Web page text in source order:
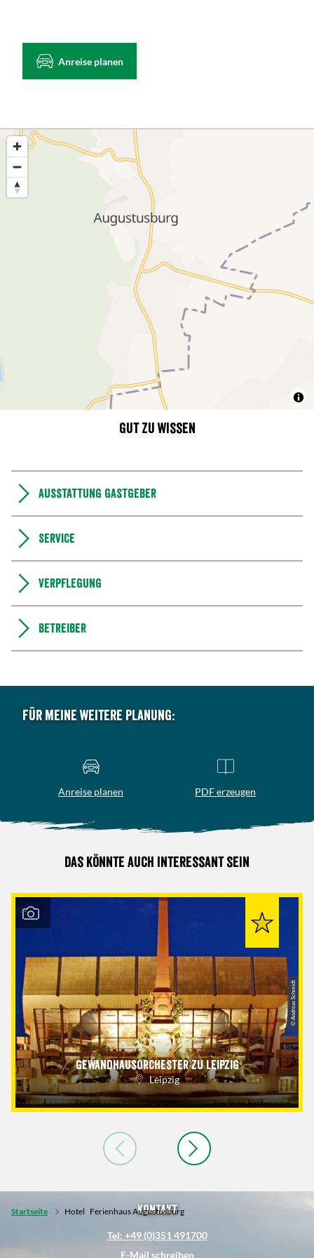
Anreise planen
Gut zu wissen
Ausstattung Gastgeber
Service
Verpflegung
Betreiber
Für meine weitere Planung:
Anreise planen PDF erzeugen
Das könnte auch interessant sein
Gewandhausorchester zu Leipzig
Leipzig
© Andreas Schmidt
Startseite Hotel Ferienhaus Augustusburg
Kontakt
Tel: +49 (0)351 491700
E-Mail schreiben